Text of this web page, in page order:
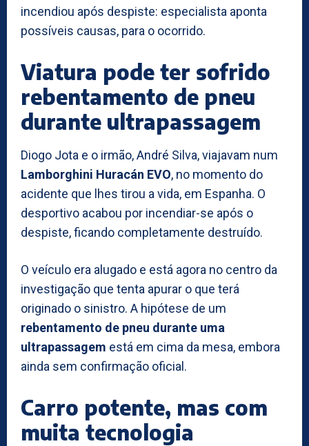
incendiou após despiste: especialista aponta
possíveis causas, para o ocorrido.
Viatura pode ter sofrido
rebentamento de pneu
durante ultrapassagem
Diogo Jota e o irmão, André Silva, viajavam num
Lamborghini Huracán EVO, no momento do
acidente que lhes tirou a vida, em Espanha. O
desportivo acabou por incendiar-se após o
despiste, ficando completamente destruído.
O veículo era alugado e está agora no centro da
investigação que tenta apurar o que terá
originado o sinistro. A hipótese de um
rebentamento de pneu durante uma
ultrapassagem está em cima da mesa, embora
ainda sem confirmação oficial.
Carro potente, mas com
muita tecnologia